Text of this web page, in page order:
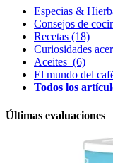
Especias &
Consejos de
Recetas (18)
Curiosidades
Aceites (6)
El mundo del
Todos los
Últimas evaluaciones